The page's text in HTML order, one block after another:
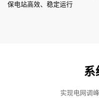
保电站高效、稳定运行
系
实现电网调